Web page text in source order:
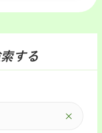
する